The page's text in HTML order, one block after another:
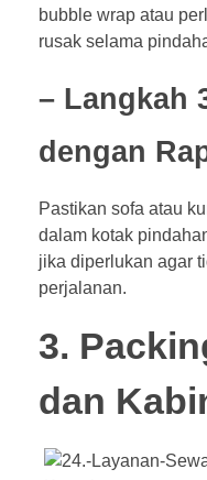
bubble wrap atau
rusak selama
– Langkah
dengan
Pastikan sofa atau
dalam kotak
jika diperlukan agar
perjalanan.
3.
dan